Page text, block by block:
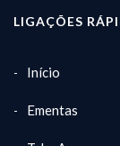
LIGAÇÕES
Início
Ementas